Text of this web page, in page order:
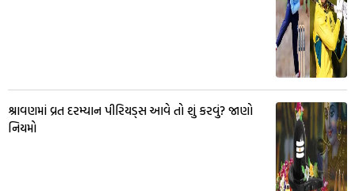
શ્રાવણમાં વ્રત દરમ્યાન પીરિયડ્સ આવે તો શું કરવું? જાણો
નિયમો